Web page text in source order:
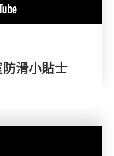
滑小貼士